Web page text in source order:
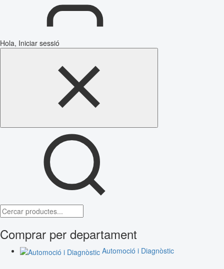
Hola, Iniciar sessió
Comprar per departament
Automoció i Diagnòstic